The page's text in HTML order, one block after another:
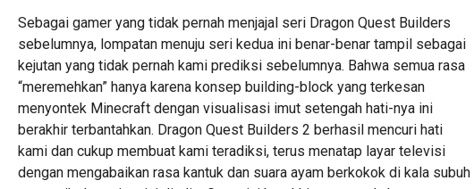
Sebagai gamer yang tidak pernah menjajal seri Dragon Quest Builders
sebelumnya, lompatan menuju seri kedua ini benar-benar tampil sebagai
kejutan yang tidak pernah kami prediksi sebelumnya. Bahwa semua rasa
“meremehkan” hanya karena konsep building-block yang terkesan
menyontek Minecraft dengan visualisasi imut setengah hati-nya ini
berakhir terbantahkan. Dragon Quest Builders 2 berhasil mencuri hati
kami dan cukup membuat kami teradiksi, terus menatap layar televisi
dengan mengabaikan rasa kantuk dan suara ayam berkokok di kala subuh